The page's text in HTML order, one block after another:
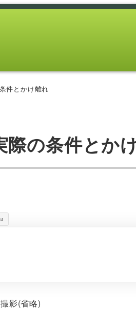
件とかけ離れ
の条件とか
影(省略)